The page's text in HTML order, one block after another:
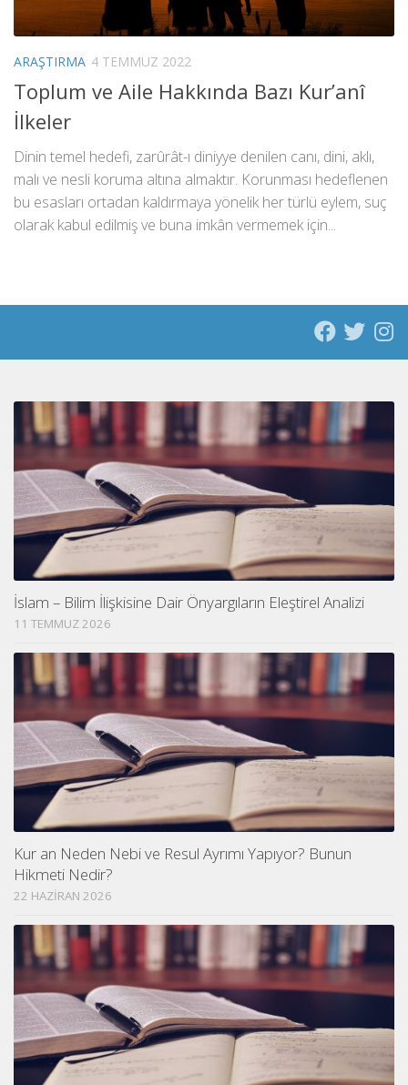
ARAŞTIRMA 4 TEMMUZ 2022
Toplum ve Aile Hakkında Bazı Kur’anî
İlkeler
Dinin temel hedefi, zarûrât-ı diniyye denilen canı, dini, aklı,
malı ve nesli koruma altına almaktır. Korunması hedeflenen
bu esasları ortadan kaldırmaya yönelik her türlü eylem, suç
olarak kabul edilmiş ve buna imkân vermemek için...
İslam – Bilim İlişkisine Dair Önyargıların Eleştirel Analizi
11 TEMMUZ 2026
Kur an Neden Nebi ve Resul Ayrımı Yapıyor? Bunun
Hikmeti Nedir?
22 HAZIRAN 2026